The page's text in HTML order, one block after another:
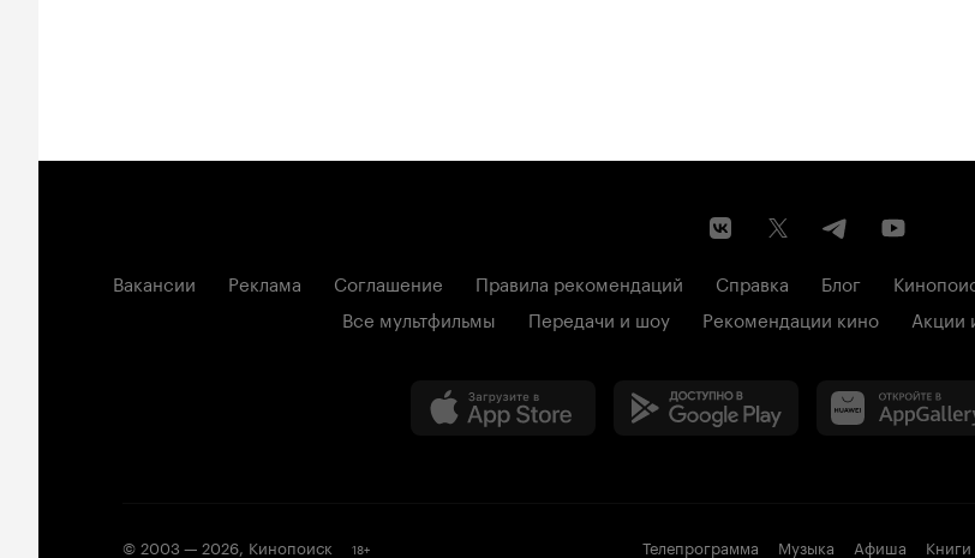
Вакансии Реклама Соглашение Правила рекомендаций Справка Блог
Все мультфильмы
Передачи и шоу Рекомендации кино Акции
© 2003 —2026, Кинопоиск 18+ Телепрограмма Музыка Афиша Книги